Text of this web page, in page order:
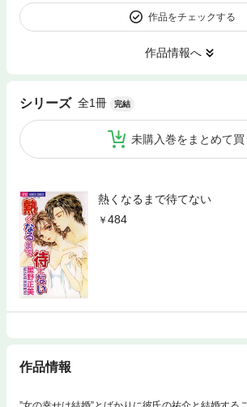
作品をチェックする
作品情報へ
シリーズ 全1冊 完結
未購入巻をまとめて買
熱くなるまで待てない
484
作品情報